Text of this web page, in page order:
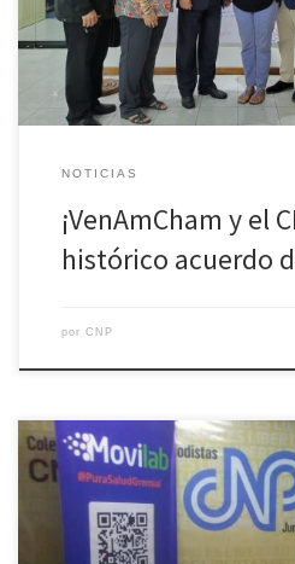
Cámara. El acuerdo fue dado a
en las instalaciones de VenAmCham
NOTICIAS
¡VenAmCham y el
histórico acuerdo
por CNP
El Colegio Nacional de Periodistas
Directiva Nacional, y el Centro de